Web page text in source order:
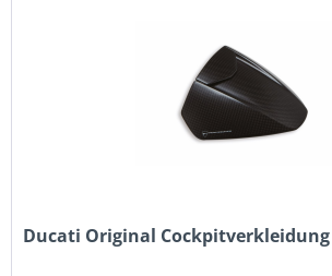
Ducati Original Cockpitverkleidung